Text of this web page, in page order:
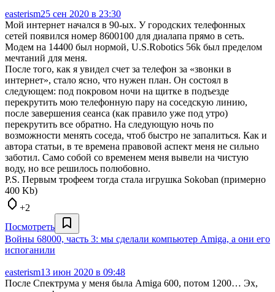
easterism25 сен 2020 в 23:30
Мой интернет начался в 90-ых. У городских телефонных
сетей появился номер 8600100 для диалапа прямо в сеть.
Модем на 14400 был нормой, U.S.Robotics 56k был пределом
мечтаний для меня.
После того, как я увидел счет за телефон за «звонки в
интернет», стало ясно, что нужен план. Он состоял в
следующем: под покровом ночи на щитке в подъезде
перекрутить мою телефонную пару на соседскую линию,
после завершения сеанса (как правило уже под утро)
перекрутить все обратно. На следующую ночь по
возможности менять соседа, чтоб быстро не запалиться. Как и
автора статьи, в те времена правовой аспект меня не сильно
заботил. Само собой со временем меня вывели на чистую
воду, но все решилось полюбовно.
P.S. Первым трофеем тогда стала игрушка Sokoban (примерно
400 Kb)
+2
Посмотреть
Войны 68000, часть 3: мы сделали компьютер Amiga, а они его
испоганили
easterism13 июн 2020 в 09:48
После Спектрума у меня была Amiga 600, потом 1200… Эх,